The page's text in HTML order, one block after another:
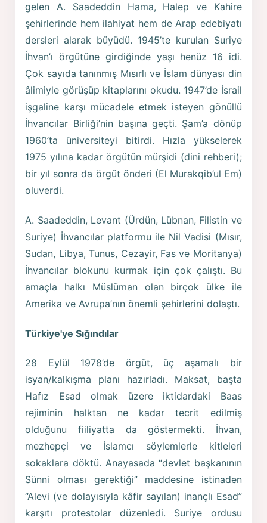
gelen A. Saadeddin Hama, Halep ve Kahire
şehirlerinde hem ilahiyat hem de Arap edebiyatı
dersleri alarak büyüdü. 1945’te kurulan Suriye
İhvan’ı örgütüne girdiğinde yaşı henüz 16 idi.
Çok sayıda tanınmış Mısırlı ve İslam dünyası din
âlimiyle görüşüp kitaplarını okudu. 1947’de İsrail
işgaline karşı mücadele etmek isteyen gönüllü
İhvancılar Birliği’nin başına geçti. Şam’a dönüp
1960’ta üniversiteyi bitirdi. Hızla yükselerek
1975 yılına kadar örgütün mürşidi (dini rehberi);
bir yıl sonra da örgüt önderi (El Murakqib’ul Em)
oluverdi.
A. Saadeddin, Levant (Ürdün, Lübnan, Filistin ve
Suriye) İhvancılar platformu ile Nil Vadisi (Mısır,
Sudan, Libya, Tunus, Cezayir, Fas ve Moritanya)
İhvancılar blokunu kurmak için çok çalıştı. Bu
amaçla halkı Müslüman olan birçok ülke ile
Amerika ve Avrupa’nın önemli şehirlerini dolaştı.
Türkiye'ye Sığındılar
28 Eylül 1978’de örgüt, üç aşamalı bir
isyan/kalkışma planı hazırladı. Maksat, başta
Hafız Esad olmak üzere iktidardaki Baas
rejiminin halktan ne kadar tecrit edilmiş
olduğunu fiiliyatta da göstermekti. İhvan,
mezhepçi ve İslamcı söylemlerle kitleleri
sokaklara döktü. Anayasada “devlet başkanının
Sünni olması gerektiği” maddesine istinaden
“Alevi (ve dolayısıyla kâfir sayılan) inançlı Esad”
karşıtı protestolar düzenledi. Suriye ordusu